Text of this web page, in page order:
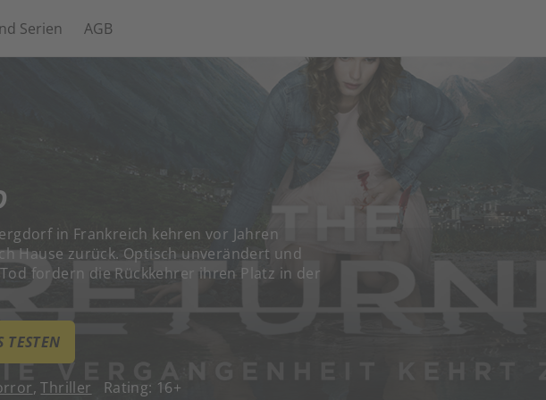
Serien AGB
in Frankreich kehren vor Jahren
Hause zurück. Optisch unverändert und
fordern die Rückkehrer ihren Platz in der
TESTEN
,Thriller Rating: 16+